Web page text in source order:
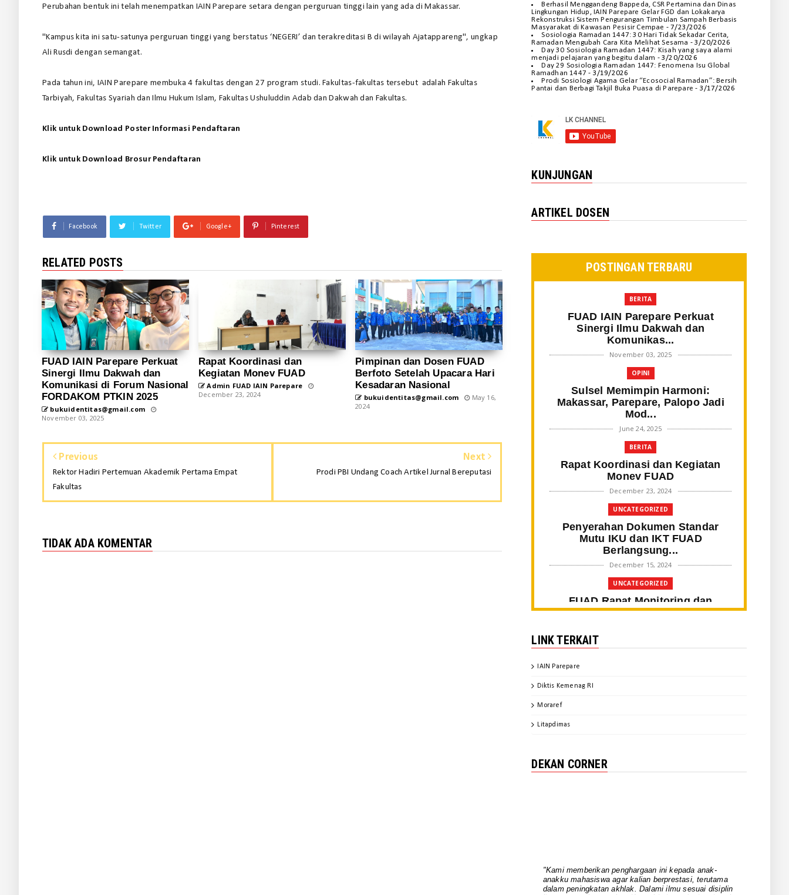
Perubahan bentuk ini telah menempatkan IAIN Parepare setara dengan perguruan tinggi lain yang ada di Makassar.
"Kampus kita ini satu-satunya perguruan tinggi yang berstatus ‘NEGERI’ dan terakreditasi B di wilayah Ajatappareng", ungkap
Ali Rusdi dengan semangat.
Pada tahun ini, IAIN Parepare membuka 4 fakultas dengan 27 program studi. Fakultas-fakultas tersebut adalah Fakultas
Tarbiyah, Fakultas Syariah dan Ilmu Hukum Islam, Fakultas Ushuluddin Adab dan Dakwah dan Fakultas.
Klik untuk Download Poster Informasi Pendaftaran
Klik untuk Download Brosur Pendaftaran
Facebook Twitter Google+ Pinterest
RELATED POSTS
FUAD IAIN Parepare Perkuat
Sinergi Ilmu Dakwah dan
Komunikasi di Forum Nasional
FORDAKOM PTKIN 2025
bukuidentitas@gmail.com
November 03, 2025
Rapat Koordinasi dan
Kegiatan Monev FUAD
Admin FUAD IAIN Parepare
December 23, 2024
Pimpinan dan Dosen FUAD
Berfoto Setelah Upacara Hari
Kesadaran Nasional
bukuidentitas@gmail.com
May 16,
2024
Previous
Rektor Hadiri Pertemuan Akademik Pertama Empat
Fakultas
Next
Prodi PBI Undang Coach Artikel Jurnal Bereputasi
TIDAK ADA KOMENTAR
Berhasil Menggandeng Bappeda, CSR Pertamina dan Dinas
Lingkungan Hidup, IAIN Parepare Gelar FGD dan Lokakarya
Rekonstruksi Sistem Pengurangan Timbulan Sampah Berbasis
Masyarakat di Kawasan Pesisir Cempae - 7/23/2026
Sosiologia Ramadan 1447: 30 Hari Tidak Sekadar Cerita,
Ramadan Mengubah Cara Kita Melihat Sesama - 3/20/2026
Day 30 Sosiologia Ramadan 1447: Kisah yang saya alami
menjadi pelajaran yang begitu dalam - 3/20/2026
Day 29 Sosiologia Ramadan 1447: Fenomena Isu Global
Ramadhan 1447 - 3/19/2026
Prodi Sosiologi Agama Gelar “Ecosocial Ramadan”: Bersih
Pantai dan Berbagi Takjil Buka Puasa di Parepare - 3/17/2026
KUNJUNGAN
ARTIKEL DOSEN
POSTINGAN TERBARU
BERITA
FUAD IAIN Parepare Perkuat
Sinergi Ilmu Dakwah dan
Komunikas...
November 03, 2025
OPINI
Sulsel Memimpin Harmoni:
Makassar, Parepare, Palopo Jadi
Mod...
June 24, 2025
BERITA
Rapat Koordinasi dan Kegiatan
Monev FUAD
December 23, 2024
UNCATEGORIZED
Penyerahan Dokumen Standar
Mutu IKU dan IKT FUAD
Berlangsung...
December 15, 2024
UNCATEGORIZED
FUAD Rapat Monitoring dan
Evaluasi Program Kerja Tahun
SPI IAIN Parepare Tampil ...
Per...
October 06, 2024
LINK TERKAIT
IAIN Parepare
Diktis Kemenag RI
Moraref
Litapdimas
DEKAN CORNER
anakku mahasiswa agar kalian berprestasi, terutama
dalam peningkatan akhlak. Dalami ilmu sesuai disiplin
ilmunya masing-masing. Kuasai bahasa Arab sebagai